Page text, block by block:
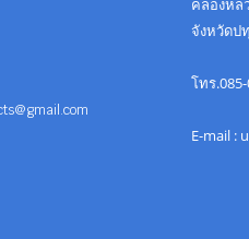
คลองหล
จังหวัดป
โทร
E-mail :